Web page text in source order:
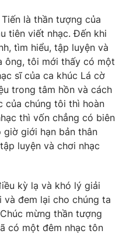
video
động sản
là thần tượng của
tiên viết nhạc. Đến khi
tìm hiểu, tập luyện và
ông, tôi mới thấy có một
sĩ của ca khúc Lá cờ
trong tâm hồn và cách
của chúng tôi thì hoàn
thì vốn chẳng có biên
giờ giới hạn bản thân
luyện và chơi nhạc
kỳ lạ và khó lý giải
và đem lại cho chúng ta
mừng thần tượng
có một đêm nhạc tôn